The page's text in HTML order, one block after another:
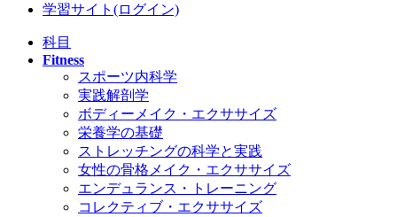
学習サイト(ログイン)
科目
Fitness
スポーツ内科学
実践解剖学
ボディーメイク・エクササイズ
栄養学の基礎
ストレッチングの科学と実践
女性の骨格メイク・エクササイズ
エンデュランス・トレーニング
コレクティブ・エクササイズ